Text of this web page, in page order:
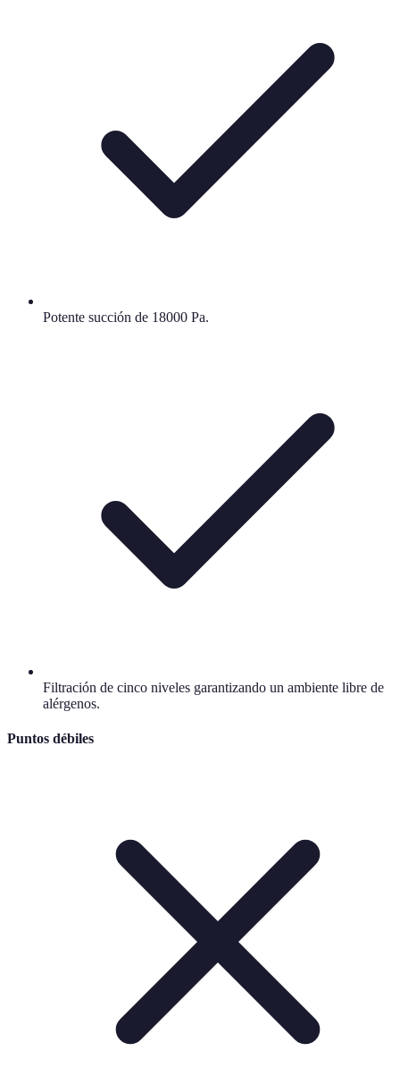
Potente succión de 18000 Pa.
Filtración de cinco niveles garantizando un ambiente libre de
alérgenos.
Puntos débiles